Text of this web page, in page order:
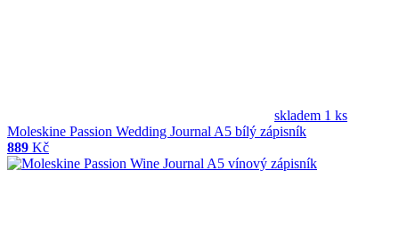
skladem 1 ks
Moleskine Passion Wedding Journal A5 bílý zápisník
889 Kč